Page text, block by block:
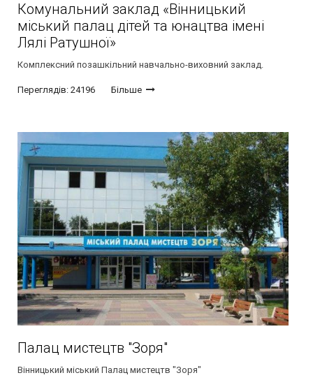
Комунальний заклад «Вінницький
міський палац дітей та юнацтва імені
Лялі Ратушної»
Комплексний позашкільний навчально-виховний заклад.
Переглядів: 24196 Більше
Палац мистецтв "Зоря"
Вінницький міський Палац мистецтв "Зоря"